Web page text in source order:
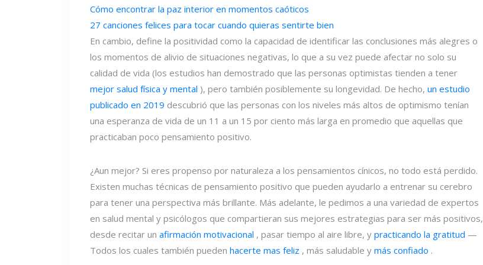
Cómo encontrar la paz interior en momentos caóticos
27 canciones felices para tocar cuando quieras sentirte bien
En cambio, define la positividad como la capacidad de identificar las conclusiones más alegres o
los momentos de alivio de situaciones negativas, lo que a su vez puede afectar no solo su
calidad de vida (los estudios han demostrado que las personas optimistas tienden a tener
mejor salud física y mental ), pero también posiblemente su longevidad. De hecho, un estudio
publicado en 2019 descubrió que las personas con los niveles más altos de optimismo tenían
una esperanza de vida de un 11 a un 15 por ciento más larga en promedio que aquellas que
practicaban poco pensamiento positivo.
¿Aun mejor? Si eres propenso por naturaleza a los pensamientos cínicos, no todo está perdido.
Existen muchas técnicas de pensamiento positivo que pueden ayudarlo a entrenar su cerebro
para tener una perspectiva más brillante. Más adelante, le pedimos a una variedad de expertos
en salud mental y psicólogos que compartieran sus mejores estrategias para ser más positivos,
desde recitar un afirmación motivacional , pasar tiempo al aire libre, y practicando la gratitud —
Todos los cuales también pueden hacerte mas feliz , más saludable y más confiado .